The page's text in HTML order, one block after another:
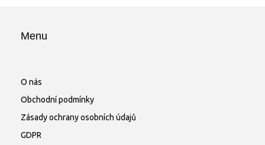
Menu
O nás
Obchodní podmínky
Zásady ochrany osobních údajů
GDPR